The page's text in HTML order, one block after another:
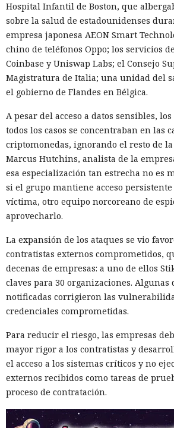
Según los cálculos de HUMAN, una
marcha requiere alrededor de $5000
luego aproximadamente $450 al mes.
sencilla prescinde de la compra de
alrededor de $2970 mensuales por los
proxies, cuentas, la IA y los servicios
FunFoneFarm designa no a un solo
todo un mercado de componentes
No se puede interrumpir el
ecosistema así con una sola
parte de sus componentes es legal y
tareas legítimas. HUMAN recomienda
del comportamiento sospechoso y el
entre servicios. Requieren un control
masiva de cuentas, el secuestro de
tarjetas bancarias.
«es solo una
volcó una base de
de
Delincuentes descubren una forma
sencilla de convertir chatbots en
informáticos.
Hospital Infantil de Boston, que
sobre la salud de estadounidenses
empresa japonesa AEON Smart
chino de teléfonos Oppo; los servicios
Coinbase y Uniswap Labs; el Consejo
Magistratura de Italia; una unidad del
el gobierno de Flandes en Bélgica.
A pesar del acceso a datos sensibles,
todos los casos se concentraban en las
criptomonedas, ignorando el resto de
Marcus Hutchins, analista de la
esa especialización tan estrecha no es
si el grupo mantiene acceso
víctima, otro equipo norcoreano de
aprovecharlo.
La expansión de los ataques se vio
contratistas externos comprometidos,
decenas de empresas: a uno de ellos
claves para 30 organizaciones. Algunas
notificadas corrigieron las
credenciales comprometidas.
Para reducir el riesgo, las empresas
mayor rigor a los contratistas y
el acceso a los sistemas críticos y no
externos recibidos como tareas de
proceso de contratación.